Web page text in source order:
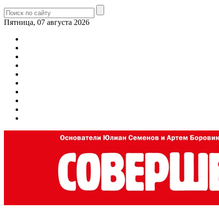
Пятница, 07 августа 2026